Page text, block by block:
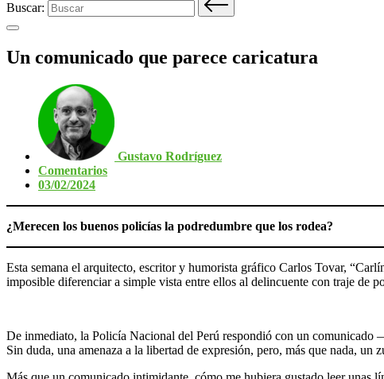
Buscar:
Un comunicado que parece caricatura
Gustavo Rodríguez
Comentarios
03/02/2024
¿Merecen los buenos policías la podredumbre que los rodea?
Esta semana el arquitecto, escritor y humorista gráfico Carlos Tovar,
imposible diferenciar a simple vista entre ellos al delincuente con traje de
De inmediato, la Policía Nacional del Perú respondió con un
Sin duda, una amenaza a la libertad de expresión, pero, más que nada,